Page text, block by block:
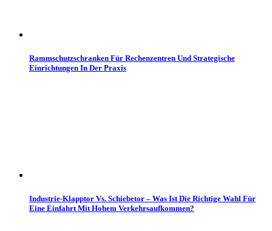
Rammschutzschranken Für Rechenzentren Und Strategische
Einrichtungen In Der Praxis
Industrie-Klapptor Vs. Schiebetor – Was Ist Die Richtige Wahl Für
Eine Einfahrt Mit Hohem Verkehrsaufkommen?